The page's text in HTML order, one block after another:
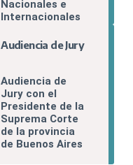
Nacionales e
Internacionales
Audiencia de Jury
Audiencia de
Jury con el
Presidente de la
Suprema Corte
de la provincia
de Buenos Aires